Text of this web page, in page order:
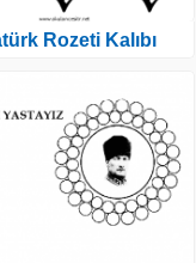
Rozeti Kalıbı